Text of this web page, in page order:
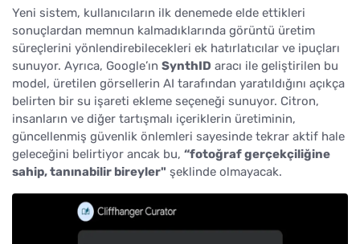
Yeni sistem, kullanıcıların ilk denemede elde ettikleri
sonuçlardan memnun kalmadıklarında görüntü üretim
süreçlerini yönlendirebilecekleri ek hatırlatıcılar ve ipuçları
sunuyor. Ayrıca, Google’ın SynthID aracı ile geliştirilen bu
model, üretilen görsellerin AI tarafından yaratıldığını açıkça
belirten bir su işareti ekleme seçeneği sunuyor. Citron,
insanların ve diğer tartışmalı içeriklerin üretiminin,
güncellenmiş güvenlik önlemleri sayesinde tekrar aktif hale
geleceğini belirtiyor ancak bu, “fotoğraf gerçekçiliğine
sahip, tanınabilir bireyler" şeklinde olmayacak.